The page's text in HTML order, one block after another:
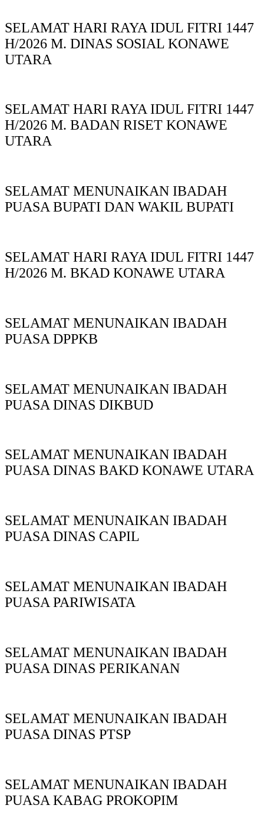
SELAMAT HARI RAYA IDUL FITRI 1447
H/2026 M. DINAS SOSIAL KONAWE
UTARA
SELAMAT HARI RAYA IDUL FITRI 1447
H/2026 M. BADAN RISET KONAWE
UTARA
SELAMAT MENUNAIKAN IBADAH
PUASA BUPATI DAN WAKIL BUPATI
SELAMAT HARI RAYA IDUL FITRI 1447
H/2026 M. BKAD KONAWE UTARA
SELAMAT MENUNAIKAN IBADAH
PUASA DPPKB
SELAMAT MENUNAIKAN IBADAH
PUASA DINAS DIKBUD
SELAMAT MENUNAIKAN IBADAH
PUASA DINAS BAKD KONAWE UTARA
SELAMAT MENUNAIKAN IBADAH
PUASA DINAS CAPIL
SELAMAT MENUNAIKAN IBADAH
PUASA PARIWISATA
SELAMAT MENUNAIKAN IBADAH
PUASA DINAS PERIKANAN
SELAMAT MENUNAIKAN IBADAH
PUASA DINAS PTSP
SELAMAT MENUNAIKAN IBADAH
PUASA KABAG PROKOPIM